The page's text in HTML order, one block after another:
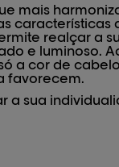
mais
características
realçar a
e luminoso.
a cor de
favorecem.
a sua